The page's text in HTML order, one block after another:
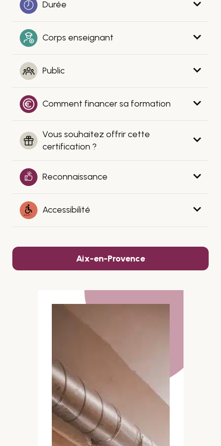
Durée
Corps enseignant
Public
Comment financer sa formation
Vous souhaitez offrir cette
certification ?
Reconnaissance
Accessibilité
Aix-en-Provence